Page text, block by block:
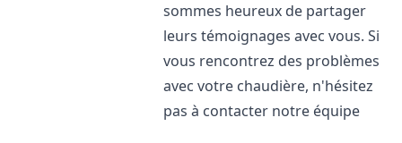
sommes heureux de partager
leurs témoignages avec vous. Si
vous rencontrez des problèmes
avec votre chaudière, n'hésitez
pas à contacter notre équipe